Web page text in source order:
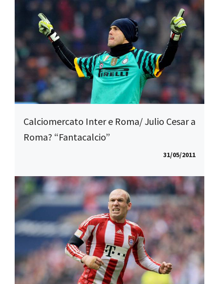
Calciomercato Inter e Roma/ Julio Cesar a
Roma? “Fantacalcio”
31/05/2011